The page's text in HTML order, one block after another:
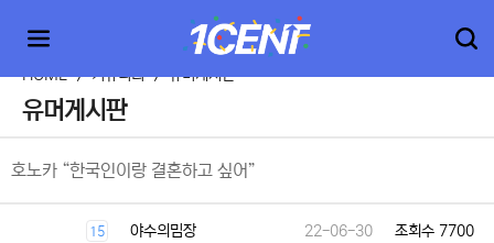
HOME > 커뮤니티 > 유머게시판
유머게시판
호노카 “한국인이랑 결혼하고 싶어”
15 야수의밈장 22-06-30 조회수 7700